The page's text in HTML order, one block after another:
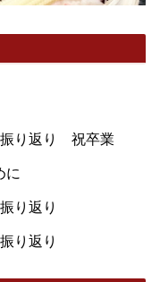
振り返り 祝卒業
に
り返り
り返り